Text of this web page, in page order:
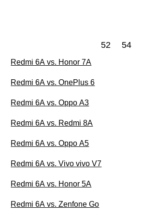
52 54
Redmi 6A vs. Honor 7A
Redmi 6A vs. OnePlus 6
Redmi 6A vs. Oppo A3
Redmi 6A vs. Redmi 8A
Redmi 6A vs. Oppo A5
Redmi 6A vs. Vivo vivo V7
Redmi 6A vs. Honor 5A
Redmi 6A vs. Zenfone Go